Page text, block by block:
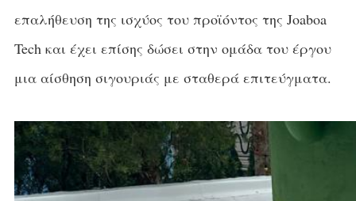
επαλήθευση της ισχύος του προϊόντος της Joaboa
Tech και έχει επίσης δώσει στην ομάδα του έργου
μια αίσθηση σιγουριάς με σταθερά επιτεύγματα.